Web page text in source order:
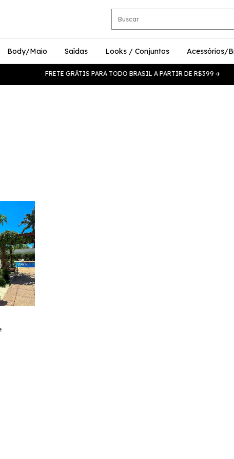
Body/Maio Saídas Looks / Conjuntos Acessórios/
FRETE GRÁTIS PARA TODO BRASIL A PARTIR DE R$399 ✈️